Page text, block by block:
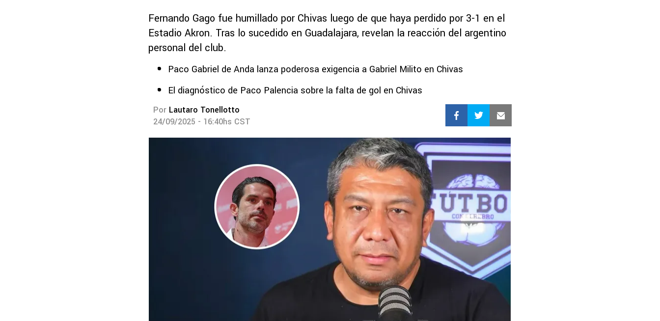
Fernando Gago fue humillado por Chivas luego de que haya perdido por 3-1 en el
Estadio Akron. Tras lo sucedido en Guadalajara, revelan la reacción del argentino
personal del club.
Paco Gabriel de Anda lanza poderosa exigencia a Gabriel Milito en Chivas
El diagnóstico de Paco Palencia sobre la falta de gol en Chivas
Por Lautaro Tonellotto
24/09/2025 - 16:40hs CST